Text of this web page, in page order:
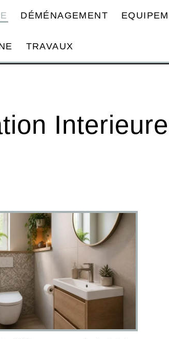
DÉMÉNAGEMENT
TRAVAUX
Interieure